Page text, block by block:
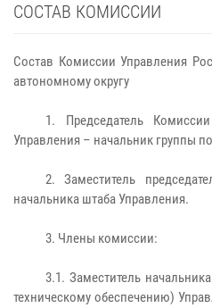
СОСТАВ КОМИССИИ
Состав Комиссии Управления
автономному округу
1. Председатель
Управления – начальник группы
2. Заместитель
начальника штаба Управления.
3. Члены комиссии:
3.1. Заместитель
техническому обеспечению)